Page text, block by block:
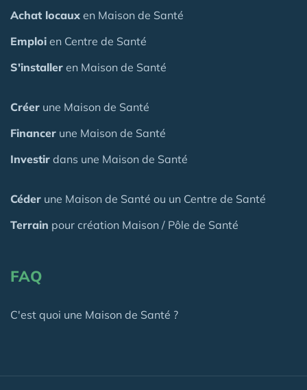
Achat locaux en Maison de Santé
Emploi en Centre de Santé
S'installer en Maison de Santé
Créer une Maison de Santé
Financer une Maison de Santé
Investir dans une Maison de Santé
Céder une Maison de Santé ou un Centre de Santé
Terrain pour création Maison / Pôle de Santé
FAQ
C'est quoi une Maison de Santé ?